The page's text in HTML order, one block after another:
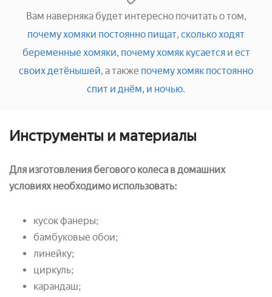
Вам наверняка будет интересно почитать о том,
почему хомяки постоянно пищат, сколько ходят
беременные хомяки, почему хомяк кусаетсяи ест
своих детёнышей, а также почему хомяк постоянно
спит и днём, и ночью.
Инструменты и материалы
Для изготовления бегового колеса в домашних
условиях необходимо использовать:
кусок фанеры;
бамбуковые обои;
линейку;
циркуль;
карандаш;